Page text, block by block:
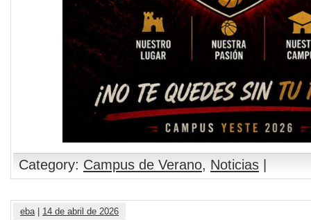
Category: Campus de Verano, Noticias
eba 14 de abril de 2026